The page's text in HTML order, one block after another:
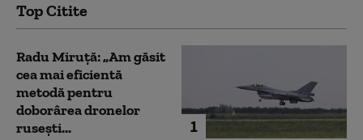
Top Citite
1
Radu Miruță: „Am găsit
cea mai eficientă
metodă pentru
doborârea dronelor
rusești...